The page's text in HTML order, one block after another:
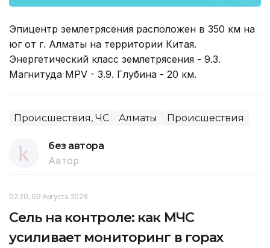
Эпицентр землетрясения расположен в 350 км на
юг от г. Алматы на территории Китая.
Энергетический класс землетрясения - 9.3.
Магнитуда MPV - 3.9. Глубина - 20 км.
Происшествия, ЧС Алматы Происшествия
без автора
Автор
02:20, 09 Августа 2026
Сель на контроле: как МЧС
усиливает мониторинг в горах